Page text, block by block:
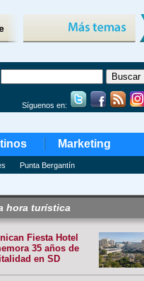
Síguenos en:
Marketing
Punta Bergantín
hora turística
Fiesta Hotel
35 años de
en SD